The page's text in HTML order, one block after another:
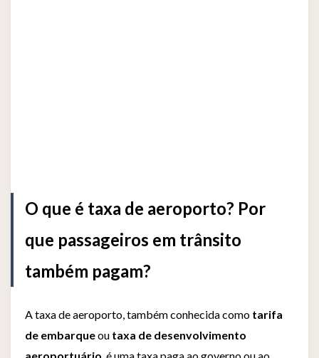
O que é taxa de aeroporto? Por
que passageiros em trânsito
também pagam?
A taxa de aeroporto, também conhecida como tarifa
de embarqueou taxa de desenvolvimento
aeroportuário , é uma taxa paga ao governo ou ao